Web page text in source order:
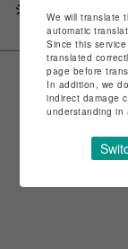
シェアする
We will translate
automatic
Since this
translated
page before
In addition, we
indirect damage
understanding in